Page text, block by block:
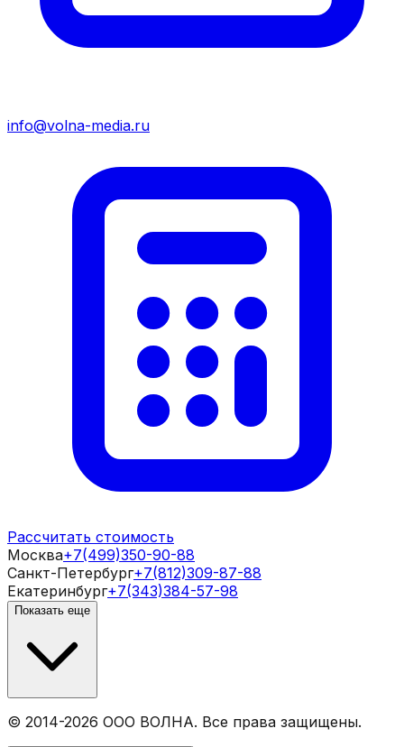
info@volna-media.ru
Рассчитать стоимость
Москва+7(499)350-90-88
Санкт-Петербург+7(812)309-87-88
Екатеринбург+7(343)384-57-98
Показать еще
© 2014-2026 ООО ВОЛНА. Все права защищены.